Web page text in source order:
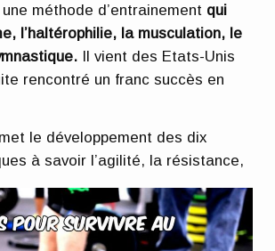
méthode d’entrainement qui
l’haltérophilie, la musculation, le
Il vient des Etats-Unis
rencontré un franc succès en
le développement des dix
à savoir l’agilité, la résistance,